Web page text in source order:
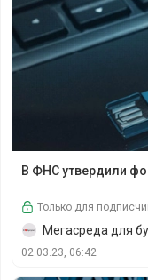
В ФНС утвердили
Только для
Мегасреда для
02.03.23, 06:42